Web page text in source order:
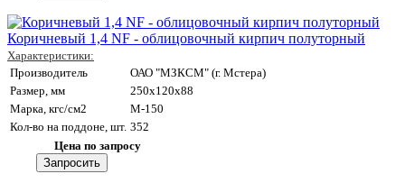
Коричневый 1,4 NF - облицовочный кирпич полуторный
Характеристики:
Производитель
ОАО "МЗКСМ" (г. Мстера)
Размер, мм
250x120x88
Марка, кгс/см2
M-150
Кол-во на поддоне, шт. 352
Цена по запросу